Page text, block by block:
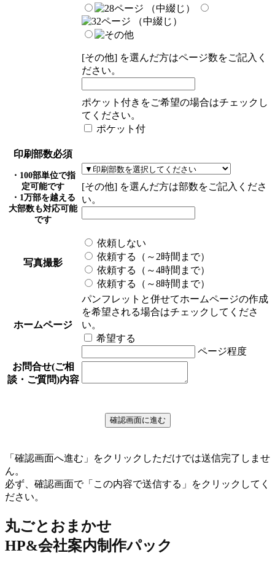
[その他] を選んだ方はページ数をご記入く
ださい。
ポケット付きをご希望の場合はチェックし
てください。
ポケット付
印刷部数必須
・100部単位で指
定可能です
・1万部を越える
大部数も対応可能
です
[その他] を選んだ方は部数をご記入くださ
い。
写真撮影
依頼しない
依頼する（～2時間まで）
依頼する（～4時間まで）
依頼する（～8時間まで）
ホームページ
パンフレットと併せてホームページの作成
を希望される場合はチェックしてくださ
い。
希望する
ページ程度
お問合せ(ご相
談・ご質問)内容
「確認画面へ進む」をクリックしただけでは送信完了しませ
ん。
必ず、確認画面で「この内容で送信する」をクリックしてく
ださい。
丸ごとおまかせ
HP&会社案内制作パック